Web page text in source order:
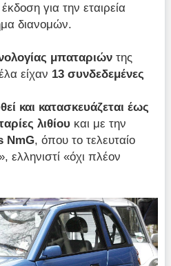
για την εταιρεία
διανομών.
μπαταριών της
είχαν 13 συνδεδεμένες
και κατασκευάζεται έως
λιθίου και με την
NmG, όπου το τελευταίο
ελληνιστί «όχι πλέον